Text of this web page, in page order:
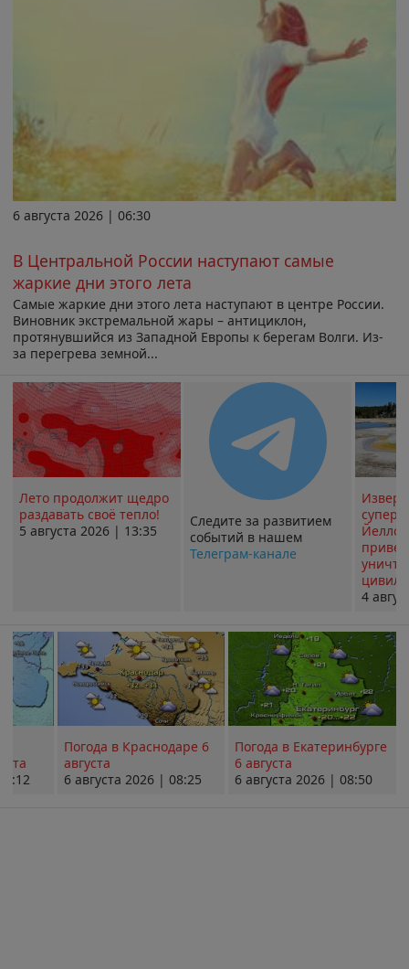
6 августа 2026 | 06:30
В Центральной России наступают самые
жаркие дни этого лета
Самые жаркие дни этого лета наступают в центре России.
Виновник экстремальной жары – антициклон,
протянувшийся из Западной Европы к берегам Волги. Из-
за перегрева земной...
Лето продолжит щедро
раздавать своё тепло!
5 августа 2026 | 13:35
Следите за развитием
событий в нашем
Телеграм-канале
4
Погода в Краснодаре 6
августа
6 августа 2026 | 08:25
Погода в Екатеринбурге
6 августа
6 августа 2026 | 08:50